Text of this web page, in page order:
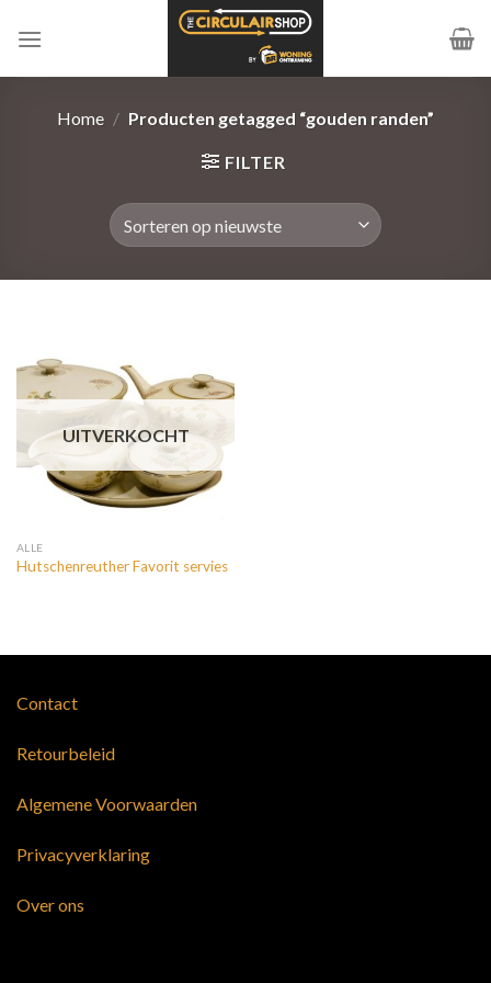
naar
Home / Producten getagged “gouden randen”
FILTER
UITVERKOCHT
ALLE
Hutschenreuther Favorit servies
Contact
Retourbeleid
Algemene Voorwaarden
Privacyverklaring
Over ons